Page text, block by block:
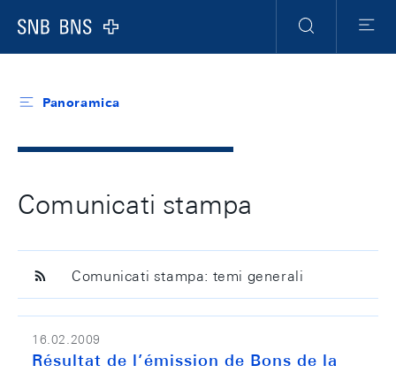
Logo
Navigation
Ricerca Menu
Panoramica
Comunicati stampa
Comunicati stampa: temi generali
16.02.2009
Résultat de l’émission de Bons de la